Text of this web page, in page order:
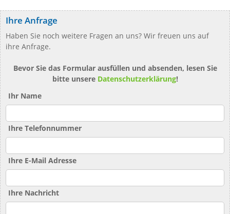
Ihre Anfrage
Haben Sie noch weitere Fragen an uns? Wir freuen uns auf
ihre Anfrage.
Bevor Sie das Formular ausfüllen und absenden, lesen Sie
bitte unsere Datenschutzerklärung!
Ihr Name
Ihre Telefonnummer
Ihre E-Mail Adresse
Ihre Nachricht